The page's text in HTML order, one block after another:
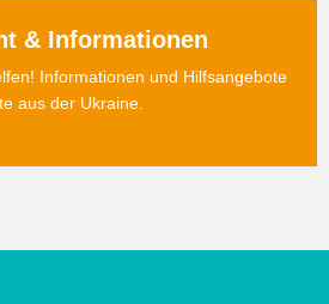
& Informationen
Informationen und Hilfsangebote
aus der Ukraine.